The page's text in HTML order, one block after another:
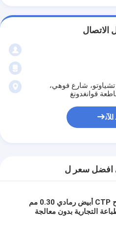
الاتصال
تشياوتو، شارع فوهي،
قوانغدونغ
افضل سعر ل
لوح CTP أبيض رمادي 0.30 مم
التجارية بدون معالجة